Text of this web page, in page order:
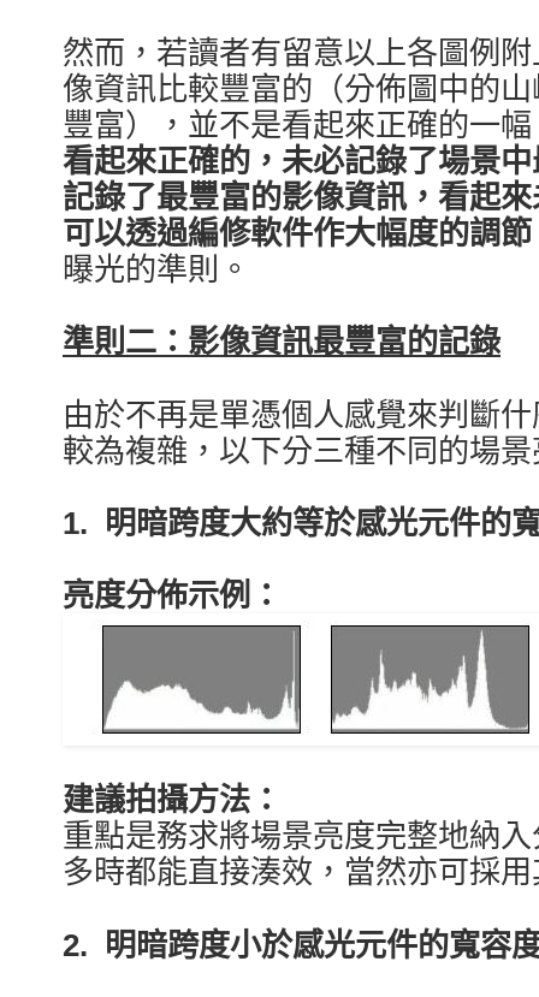
然而，若讀者有留意以上各圖例
像資訊比較豐富的 （分佈圖中的
豐富），並不是看起來正確的一
看起來正確的，未必記錄了場景
記錄了最豐富的影像資訊，看起
可以透過編修軟件作大幅度的調節
曝光的準則。
準則二：影像資訊最豐富的記錄
由於不再是單憑個人感覺來判斷
較為複雜，以下分三種不同的場
1. 明暗跨度大約等於感光元件的
亮度分佈示例：
建議拍攝方法：
重點是務求將場景亮度完整地納
多時都能直接湊效，當然亦可採
2. 明暗跨度小於感光元件的寬容